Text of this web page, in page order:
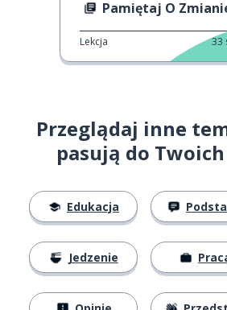
Pamiętaj O
Lekcja 33
Przeglądaj inne
pasują do
Edukacja
Jedzenie